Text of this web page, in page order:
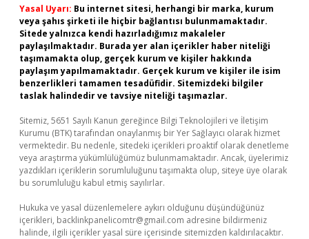
Yasal Uyarı: Bu internet sitesi, herhangi bir marka, kurum
veya şahıs şirketi ile hiçbir bağlantısı bulunmamaktadır.
Sitede yalnızca kendi hazırladığımız makaleler
paylaşılmaktadır. Burada yer alan içerikler haber niteliği
taşımamakta olup, gerçek kurum ve kişiler hakkında
paylaşım yapılmamaktadır. Gerçek kurum ve kişiler ile isim
benzerlikleri tamamen tesadüfidir. Sitemizdeki bilgiler
taslak halindedir ve tavsiye niteliği taşımazlar.
Sitemiz, 5651 Sayılı Kanun gereğince Bilgi Teknolojileri ve İletişim
Kurumu (BTK) tarafından onaylanmış bir Yer Sağlayıcı olarak hizmet
vermektedir. Bu nedenle, sitedeki içerikleri proaktif olarak denetleme
veya araştırma yükümlülüğümüz bulunmamaktadır. Ancak, üyelerimiz
yazdıkları içeriklerin sorumluluğunu taşımakta olup, siteye üye olarak
bu sorumluluğu kabul etmiş sayılırlar.
Hukuka ve yasal düzenlemelere aykırı olduğunu düşündüğünüz
içerikleri, backlinkpanelicomtr@gmail.com adresine bildirmeniz
halinde, ilgili içerikler yasal süre içerisinde sitemizden kaldırılacaktır.